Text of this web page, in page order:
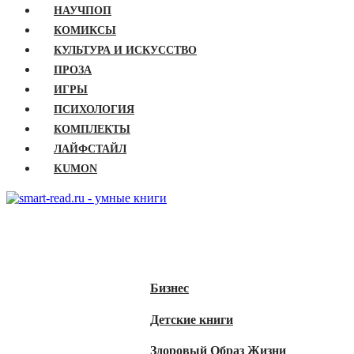
НАУЧПОП
КОМИКСЫ
КУЛЬТУРА И ИСКУССТВО
ПРОЗА
ИГРЫ
ПСИХОЛОГИЯ
КОМПЛЕКТЫ
ЛАЙФСТАЙЛ
KUMON
Бизнес
Детские книги
Здоровый Образ Жизни